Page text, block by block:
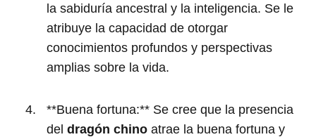
la sabiduría ancestral y la inteligencia. Se le
atribuye la capacidad de otorgar
conocimientos profundos y perspectivas
amplias sobre la vida.
**Buena fortuna:** Se cree que la presencia
del dragón chino atrae la buena fortuna y